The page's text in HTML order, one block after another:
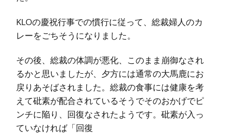
KLOの慶祝行事での慣行に従って、総裁婦人のカ
レーをごちそうになりました。
その後、総裁の体調が悪化、このまま崩御なされ
るかと思いましたが、夕方には通常の大馬鹿にお
戻りあそばされました。総裁の食事には健康を考
えて砒素が配合されているそうでそのおかげでピ
ンチに陥り、回復なされたようです。砒素が入っ
ていなければ「回復